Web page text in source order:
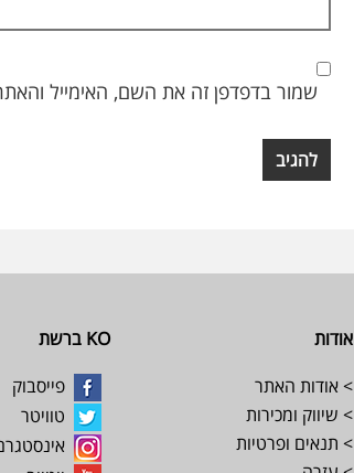
שמור בדפדפן זה את השם, האימייל
אודות
> אודות האתר
> שיווק ומכירות
> תנאים ופרטיות
KO ברשת
פייסבוק
טוויטר